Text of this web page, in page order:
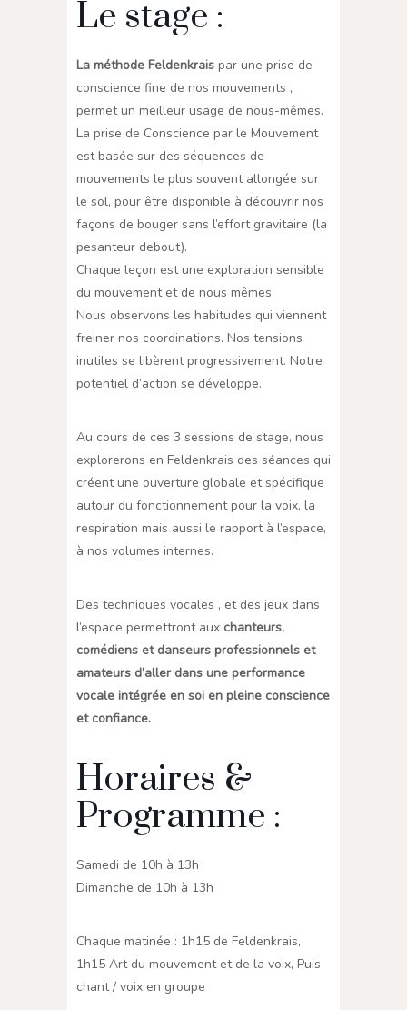
Le stage :
La méthode Feldenkrais par une prise de
conscience fine de nos mouvements ,
permet un meilleur usage de nous-mêmes.
La prise de Conscience par le Mouvement
est basée sur des séquences de
mouvements le plus souvent allongée sur
le sol, pour être disponible à découvrir nos
façons de bouger sans l’effort gravitaire (la
pesanteur debout).
Chaque leçon est une exploration sensible
du mouvement et de nous mêmes.
Nous observons les habitudes qui viennent
freiner nos coordinations. Nos tensions
inutiles se libèrent progressivement. Notre
potentiel d’action se développe.
Au cours de ces 3 sessions de stage, nous
explorerons en Feldenkrais des séances qui
créent une ouverture globale et spécifique
autour du fonctionnement pour la voix, la
respiration mais aussi le rapport à l’espace,
à nos volumes internes.
Des techniques vocales , et des jeux dans
l’espace permettront aux chanteurs,
comédiens et danseurs professionnels et
amateurs d’aller dans une performance
vocale intégrée en soi en pleine conscience
et confiance.
Horaires &
Programme :
Samedi de 10h à 13h
Dimanche de 10h à 13h
Chaque matinée : 1h15 de Feldenkrais,
1h15 Art du mouvement et de la voix, Puis
chant / voix en groupe